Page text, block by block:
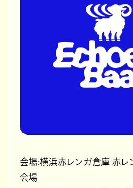
会場:横浜赤レンガ倉庫 赤レ
会場